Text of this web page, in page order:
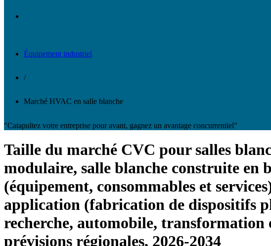
Équipement industriel
/
Marché HVAC en salle blanche
"Catapultez votre entreprise pour avant, gagnez un avantage concurrentiel"
Taille du marché CVC pour salles
modulaire, salle blanche construite en
(équipement, consommables et
application (fabrication de dispositifs
recherche, automobile, transformation
prévisions régionales, 2026-2034